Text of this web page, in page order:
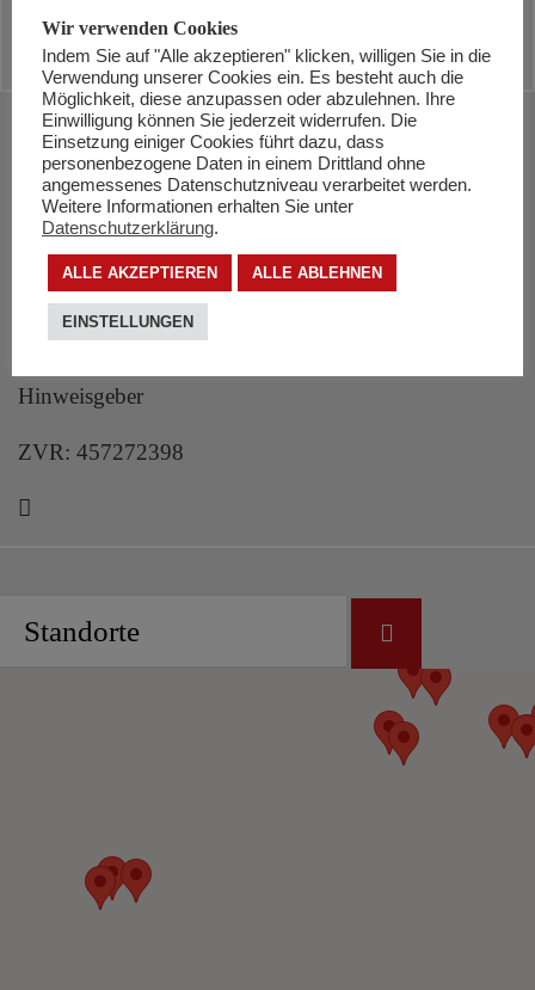
KONTAKT
Volkshilfe Tirol
Südtiroler Platz 10-12
6020 Innsbruck
Tel:0 50 890 10 00
E-Mail:kontakt@volkshilfe.net
Hinweisgeber
ZVR: 457272398
Wir verwenden Cookies
Indem Sie auf "Alle akzeptieren" klicken, willigen Sie in die
Verwendung unserer Cookies ein. Es besteht auch die
Möglichkeit, diese anzupassen oder abzulehnen. Ihre
Einwilligung können Sie jederzeit widerrufen. Die
Einsetzung einiger Cookies führt dazu, dass
personenbezogene Daten in einem Drittland ohne
angemessenes Datenschutzniveau verarbeitet werden.
Weitere Informationen erhalten Sie unter
Datenschutzerklärung.
ALLE AKZEPTIEREN ALLE ABLEHNEN
EINSTELLUNGEN